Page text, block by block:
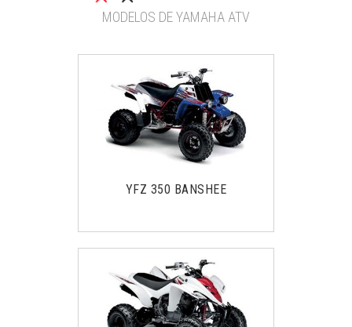
MODELOS DE YAMAHA ATV
YFZ 350 BANSHEE